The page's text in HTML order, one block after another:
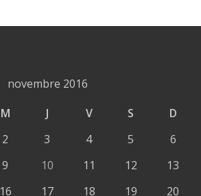
novembre 2016
M J V S
D
2 3 4 5
6
9 10 11 12
13
16 17 18 19
20